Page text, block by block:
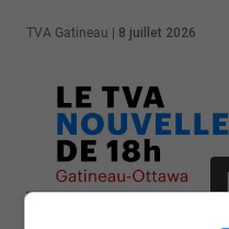
TVA Gatineau 8 juillet 2026